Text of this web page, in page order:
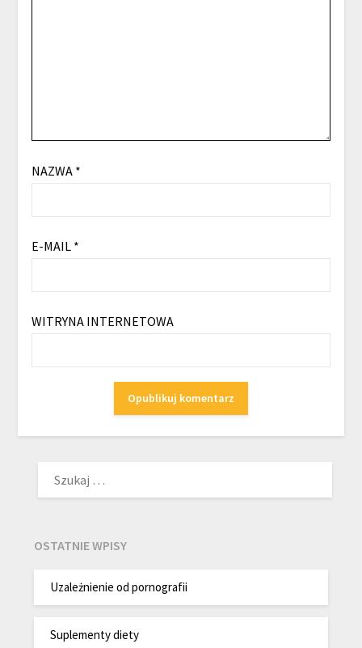
NAZWA *
E-MAIL *
WITRYNA INTERNETOWA
OSTATNIE WPISY
Uzależnienie od pornografii
Suplementy diety